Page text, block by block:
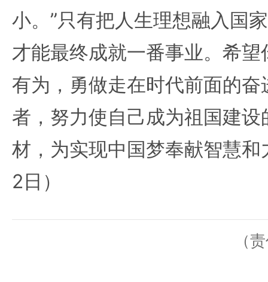
小。”只有把人生理想融入国
才能最终成就一番事业。希
有为，勇做走在时代前面的
者，努力使自己成为祖国建
材，为实现中国梦奉献智慧
2日）
（